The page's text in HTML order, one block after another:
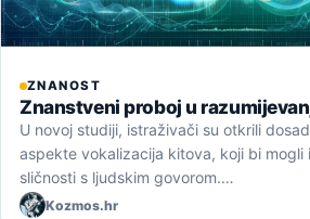
ZNANOST
Znanstveni proboj u
U novoj studiji, istraživači su otkrili
aspekte vokalizacija kitova, koji bi mogli
sličnosti s ljudskim govorom.…
Kozmos.hr